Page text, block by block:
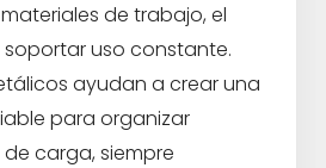
de trabajo, el
uso constante.
ayudan a crear una
para organizar
carga, siempre